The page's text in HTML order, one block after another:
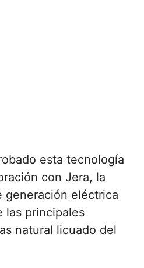
esta tecnología
con Jera, la
generación eléctrica
las principales
natural licuado del